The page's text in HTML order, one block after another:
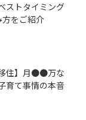
ストタイミング
をご紹介
移住】月●●万な
育て事情の本音